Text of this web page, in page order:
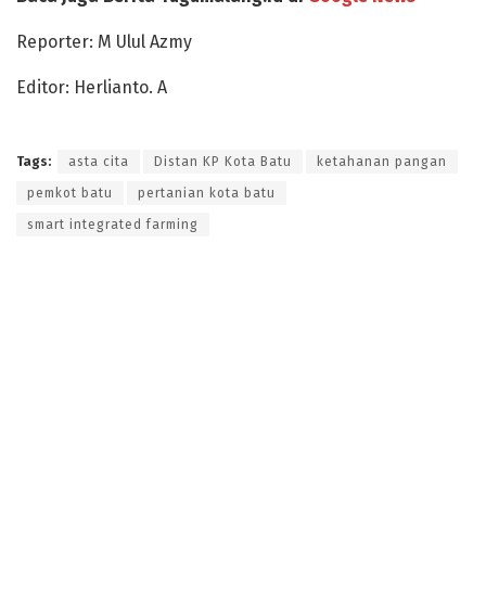
Reporter: M Ulul Azmy
Editor: Herlianto. A
Tags: asta cita Distan KP Kota Batu ketahanan pangan
pemkot batu pertanian kota batu
smart integrated farming